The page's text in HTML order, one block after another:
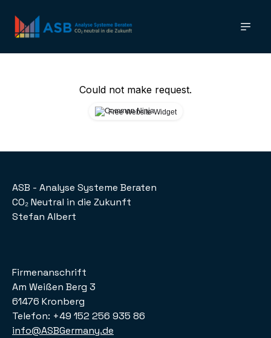
Could not make request.
Free Website Widget
ASB - Analyse Systeme Beraten
CO₂ Neutral in die Zukunft
Stefan Albert
Firmenanschrift
Am Weißen Berg 3
61476 Kronberg
Telefon: +49 152 256 935 86
info@ASBGermany.de